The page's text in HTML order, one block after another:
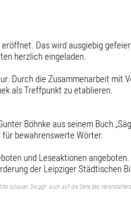
Das wird ausgiebig
herzlich eingeladen.
Durch die Zusammenarbeit mit
als Treffpunkt zu etablieren.
Böhnke aus seinem Buch
bewahrenswerte Wörter.
und Leseaktionen
der Leipziger Städtischen
schauen Sie ggf. auch auf die Seite des